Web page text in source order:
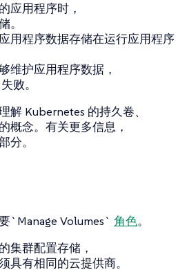
应用程序时，
。
用程序数据存储在运行应用程序
维护应用程序数据，
败。
解 Kubernetes 的持久卷、
概念。有关更多信息，
分。
`Manage Volumes` 角色。
集群配置存储，
具有相同的云提供商。